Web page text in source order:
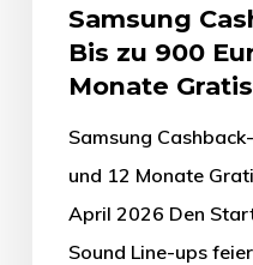
Samsung
Bis zu 900
Monate
Samsung
und 12 Monate
April 2026 Den
Sound Line-ups